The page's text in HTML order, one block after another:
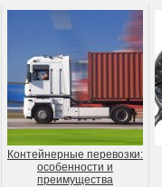
Контейнерные перевозки:
особенности и
преимущества